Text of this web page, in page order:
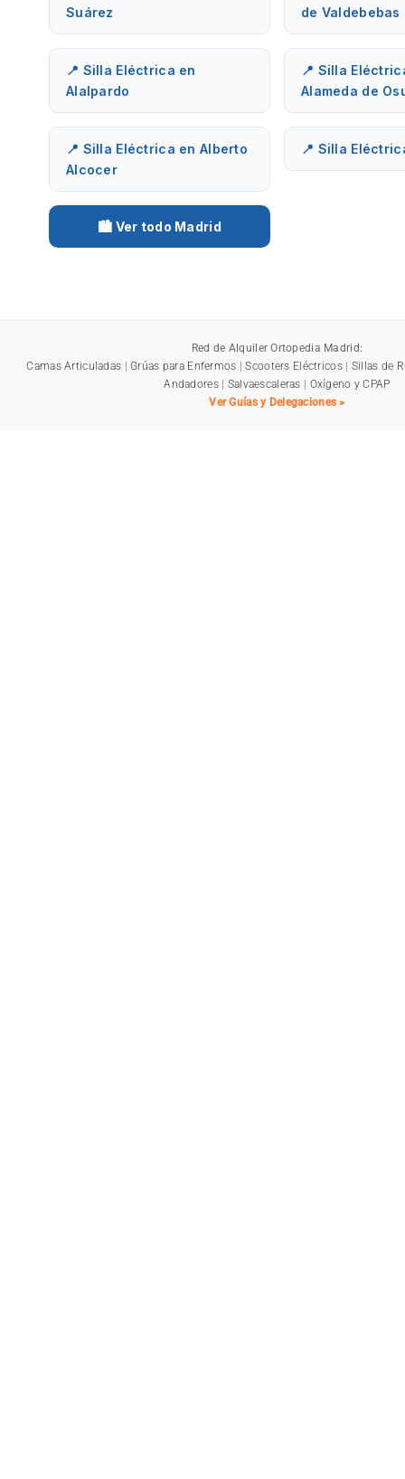
Suárez
de Valdebebas
📍 Silla Eléctrica en
Alalpardo
📍 Silla
Alameda de
📍 Silla Eléctrica en Alberto
Alcocer
📍 Silla
🏙️ Ver todo Madrid
Red de Alquiler Ortopedia Madrid:
Camas Articuladas |Grúas para Enfermos |Scooters Eléctricos| Sillas de
Andadores| Salvaescaleras | Oxígeno y CPAP
Ver Guías y Delegaciones »